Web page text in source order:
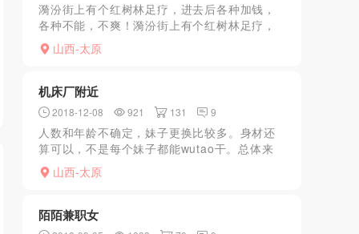
漪汾街上有个红树林足疗，进去后各种加钱，
各种不能，不爽！漪汾街上有个红树林足疗，
进去后各种加钱，各种不能，不爽！漪汾街上
有个红树林足疗，进去后各种加钱，各种不
山西-太原
机床厂附近
2018-12-08 921 131 9
人数和年龄不确定，妹子更换比较多。身材还
算可以，不是每个妹子都能wutao干。总体来
说还是一般吧，安全是安全，做和门店不在一
起，做在二楼。
山西-太原
陌陌兼职女